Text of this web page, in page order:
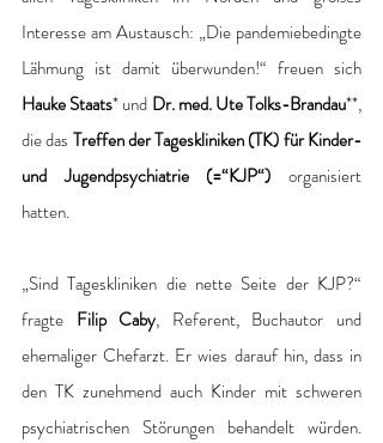
Interesse am Austausch: „Die pandemiebedingte
Hauke Staats* und Dr. med. Ute Tolks-Brandau**,
die das Treffen der Tageskliniken (TK) für Kinder-
und Jugendpsychiatrie (=“KJP“) organisiert
hatten.
„Sind Tageskliniken die nette Seite der KJP?“
fragte Filip Caby, Referent, Buchautor und
ehemaliger Chefarzt. Er wies darauf hin, dass in
den TK zunehmend auch Kinder mit schweren
psychiatrischen Störungen behandelt würden.